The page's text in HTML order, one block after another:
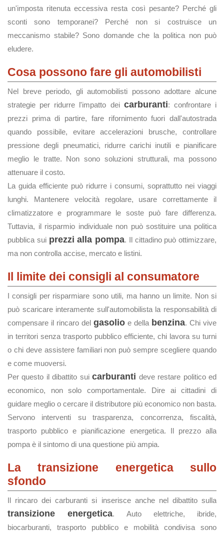
un'imposta ritenuta eccessiva resta così pesante? Perché gli
sconti sono temporanei? Perché non si costruisce un
meccanismo stabile? Sono domande che la politica non può
eludere.
Cosa possono fare gli automobilisti
Nel breve periodo, gli automobilisti possono adottare alcune
strategie per ridurre l'impatto dei carburanti: confrontare i
prezzi prima di partire, fare rifornimento fuori dall'autostrada
quando possibile, evitare accelerazioni brusche, controllare
pressione degli pneumatici, ridurre carichi inutili e pianificare
meglio le tratte. Non sono soluzioni strutturali, ma possono
attenuare il costo.
La guida efficiente può ridurre i consumi, soprattutto nei viaggi
lunghi. Mantenere velocità regolare, usare correttamente il
climatizzatore e programmare le soste può fare differenza.
Tuttavia, il risparmio individuale non può sostituire una politica
pubblica sui prezzi alla pompa. Il cittadino può ottimizzare,
ma non controlla accise, mercato e listini.
Il limite dei consigli al consumatore
I consigli per risparmiare sono utili, ma hanno un limite. Non si
può scaricare interamente sull'automobilista la responsabilità di
compensare il rincaro del gasolio e della benzina. Chi vive
in territori senza trasporto pubblico efficiente, chi lavora su turni
o chi deve assistere familiari non può sempre scegliere quando
e come muoversi.
Per questo il dibattito suicarburanti deve restare politico ed
economico, non solo comportamentale. Dire ai cittadini di
guidare meglio o cercare il distributore più economico non basta.
Servono interventi su trasparenza, concorrenza, fiscalità,
trasporto pubblico e pianificazione energetica. Il prezzo alla
pompa è il sintomo di una questione più ampia.
La transizione energetica sullo
sfondo
Il rincaro dei carburanti si inserisce anche nel dibattito sulla
transizione energetica. Auto elettriche, ibride,
biocarburanti, trasporto pubblico e mobilità condivisa sono